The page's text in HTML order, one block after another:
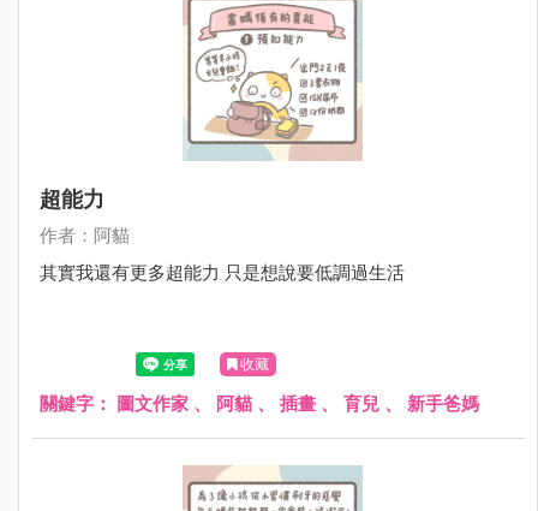
超能力
作者：阿貓
其實我還有更多超能力 只是想說要低調過生活
收藏
關鍵字： 圖文作家 、 阿貓 、 插畫 、 育兒 、 新手爸媽